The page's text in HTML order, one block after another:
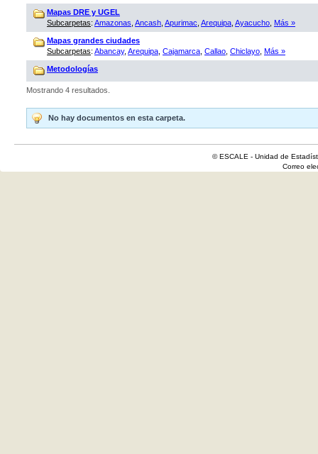
Mapas DRE y UGEL
Subcarpetas: Amazonas Ancash Apurimac Arequipa Ayacucho Más »
Mapas grandes ciudades
Subcarpetas: Abancay, Arequipa Cajamarca Callao Chiclayo Más »
Metodologías
Mostrando 4 resultados.
No hay documentos en esta carpeta.
© ESCALE - Unidad de
Correo